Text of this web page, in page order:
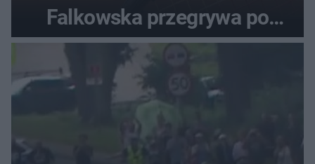
Falkowska przegrywa po
zaciętym boju